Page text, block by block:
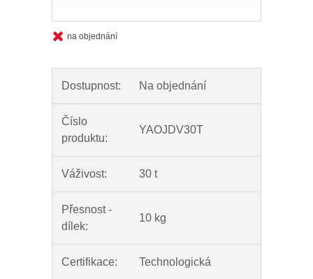
na objednání
Dostupnost: Na objednání
Číslo
produktu:
YAOJDV30T
Váživost: 30 t
Přesnost -
dílek:
10 kg
Certifikace: Technologická